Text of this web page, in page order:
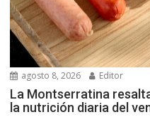
agosto 8, 2026 Editor
La Montserratina
la nutrición diaria del